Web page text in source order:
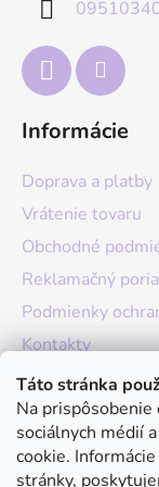
Táto stránka
Na
sociálnych médií
cookie.
stránky,
Informácie
Doprava a platby
Vrátenie tovaru
Obchodné
Reklamačný
Podmienky
Kontakty
O nás
Hodnotenie
Moja objednávka